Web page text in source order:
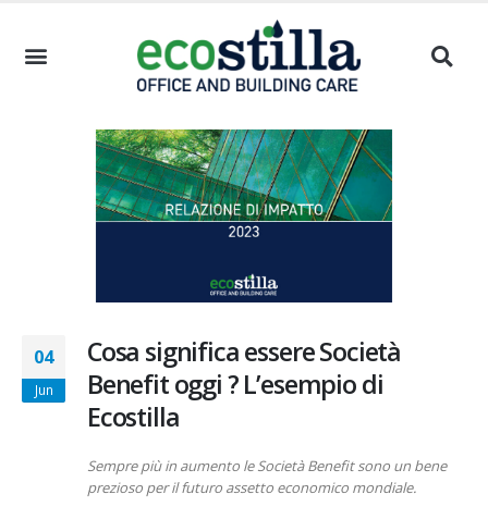
04
Jun
Cosa significa essere Società
Benefit oggi ? L’esempio di
Ecostilla
Sempre più in aumento le Società Benefit sono un bene
prezioso per il futuro assetto economico mondiale.